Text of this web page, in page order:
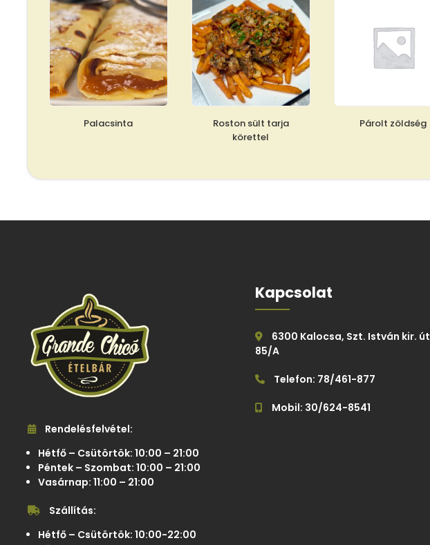
Palacsinta
Roston sült tarja
körettel
Párolt zöldség
Rendelésfelvétel:
Hétfő – Csütörtök: 10:00 – 21:00
Péntek – Szombat: 10:00 – 21:00
Vasárnap: 11:00 – 21:00
Szállítás:
Hétfő – Csütörtök: 10:00-22:00
Kapcsolat
6300 Kalocsa, Szt. István kir. út
85/A
Telefon: 78/461-877
Mobil: 30/624-8541